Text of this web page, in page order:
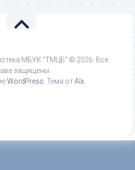
МБУК "ТМЦБ" © 2026. Все
защищены.
WordPress . Тема отAlx